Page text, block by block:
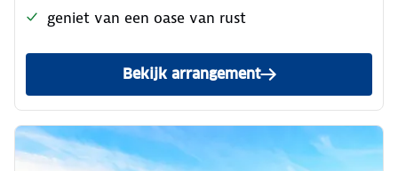
geniet van een oase van rust
Bekijk arrangement